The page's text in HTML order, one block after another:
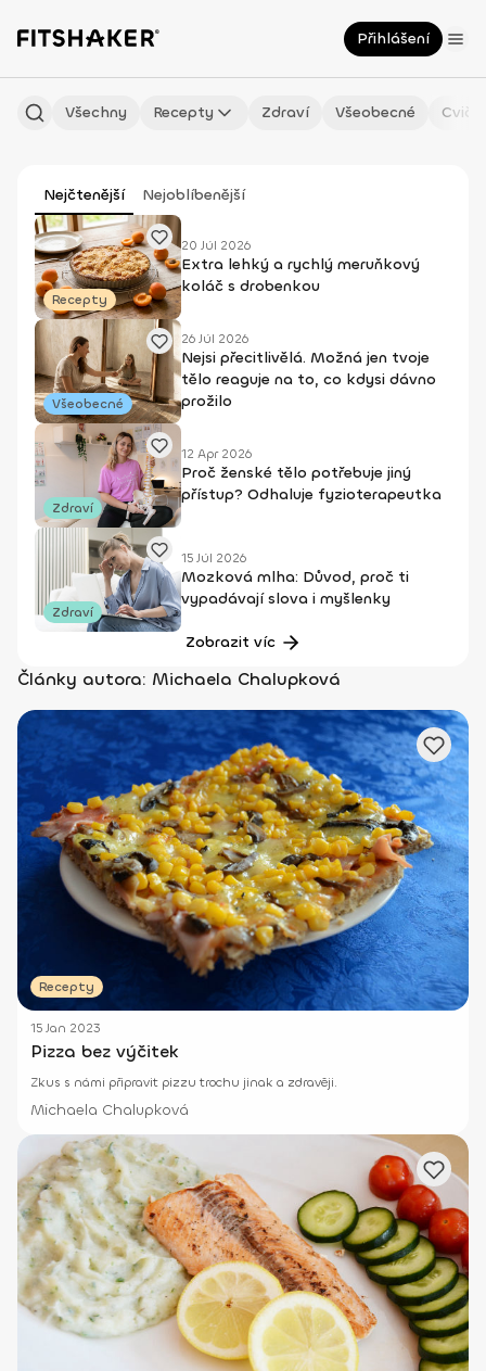
Přihlášení
Všechny Recepty Zdraví Všeobecné
Nejčtenější Nejoblíbenější
Recepty
20 Júl 2026
Extra lehký a rychlý meruňkový
koláč s drobenkou
Všeobecné
26 Júl 2026
Nejsi přecitlivělá. Možná jen tvoje
tělo reaguje na to, co kdysi dávno
prožilo
Zdraví
12 Apr 2026
Proč ženské tělo potřebuje jiný
přístup? Odhaluje fyzioterapeutka
Zdraví
15 Júl 2026
Mozková mlha: Důvod, proč ti
vypadávají slova i myšlenky
Zobrazit víc
Články autora: Michaela Chalupková
Recepty
15 Jan 2023
Pizza bez výčitek
Zkus s námi připravit pizzu trochu jinak a zdravěji.
Michaela Chalupková